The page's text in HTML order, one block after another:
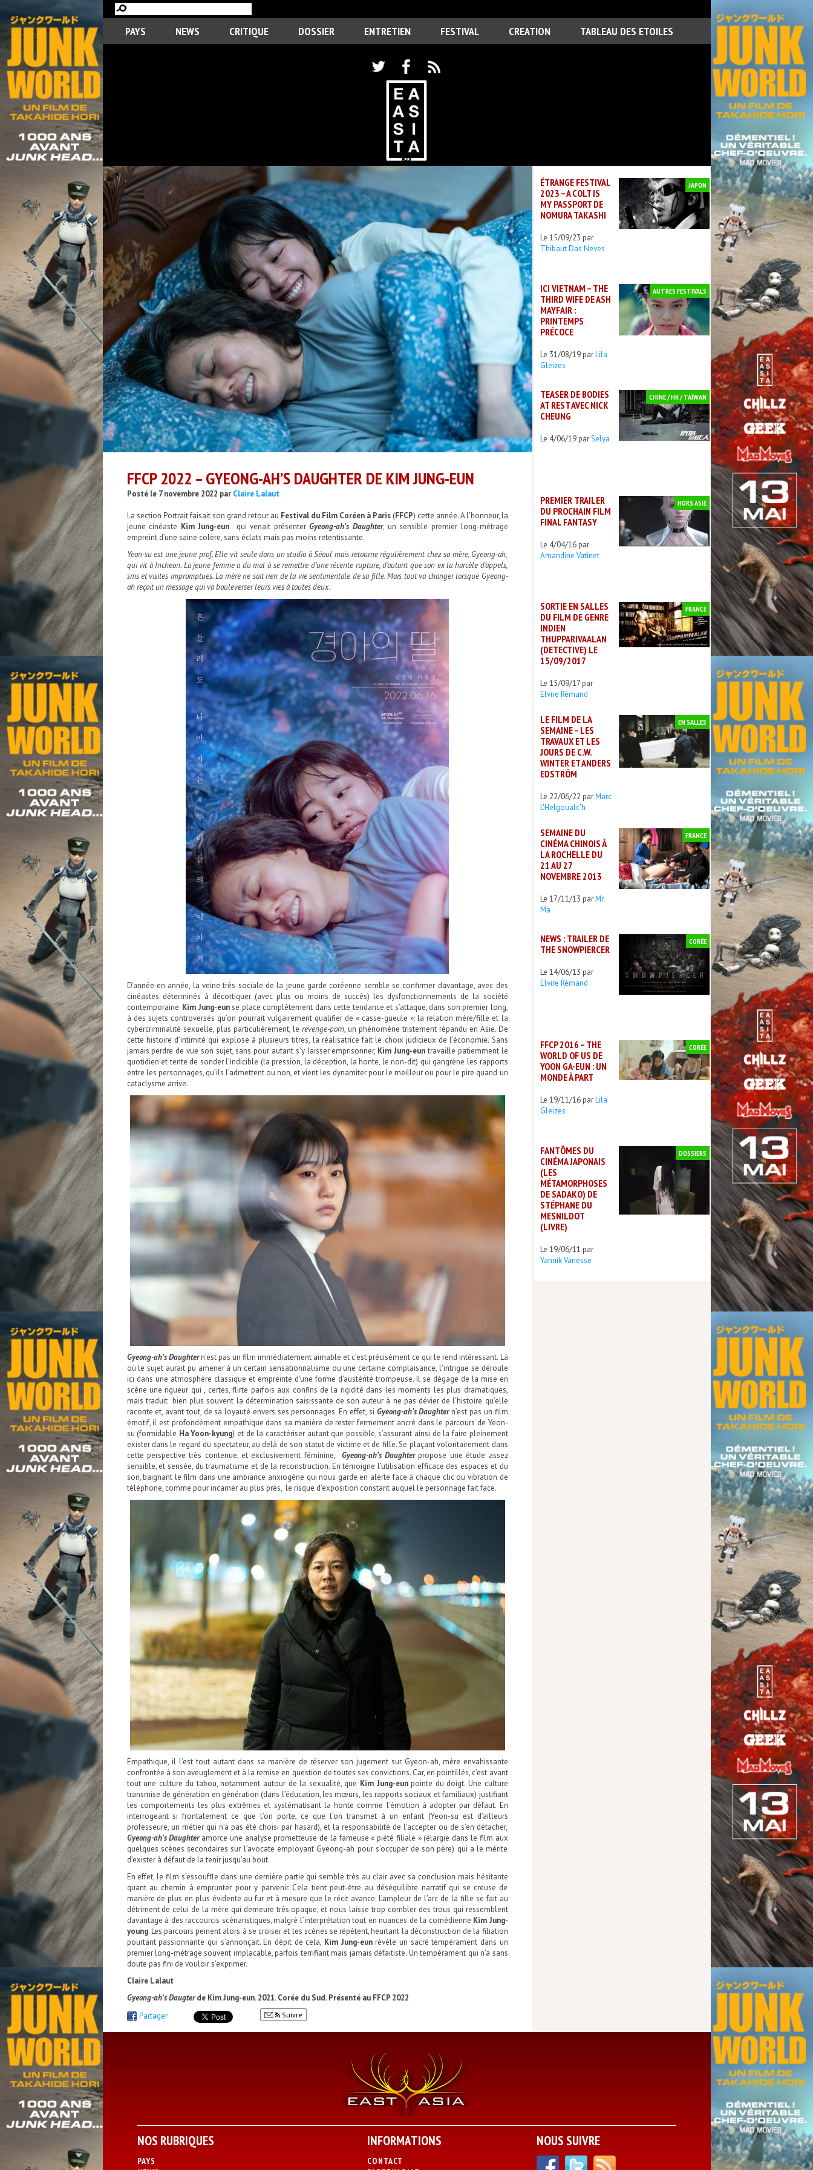
PAYS NEWS CRITIQUE DOSSIER ENTRETIEN FESTIVAL CREATION TABLEAU DES ETOILES
FFCP 2022 – GYEONG-AH’S DAUGHTER DE KIM JUNG-EUN
Posté le 7 novembre 2022 par Claire Lalaut
La section Portrait faisait son grand retour au Festival du Film Coréen à Paris(FFCP) cette année. A l’honneur, la
jeune cinéaste Kim Jung-eun qui venait présenterGyeong-ah’s Daughter, un sensible premier long-métrage
empreint d’une saine colère, sans éclats mais pas moins retentissante.
Yeon-su est une jeune prof. Elle vit seule dans un studio à Séoul mais retourne régulièrement chez sa mère, Gyeong-ah,
qui vit à Incheon. La jeune femme a du mal à se remettre d’une récente rupture, d’autant que son ex la harcèle d’appels,
sms et visites impromptues. La mère ne sait rien de la vie sentimentale de sa fille. Mais tout va changer lorsque Gyeong-
ah reçoit un message qui va bouleverser leurs vies à toutes deux.
D’année en année, la veine très sociale de la jeune garde coréenne semble se confirmer davantage, avec des
cinéastes déterminés à décortiquer (avec plus ou moins de succès) les dysfonctionnements de la société
contemporaine. Kim Jung-eunse place complètement dans cette tendance et s’attaque, dans son premier long,
à des sujets controversés qu’on pourrait vulgairement qualifier de « casse-gueule »: la relation mère/fille et la
cybercriminalité sexuelle, plus particulièrement, le revenge-porn, un phénomène tristement répandu en Asie. De
cette histoire d’intimité qui explose à plusieurs titres, la réalisatrice fait le choix judicieux de l’économie. Sans
jamais perdre de vue son sujet, sans pour autant s’y laisser emprisonner, Kim Jung-euntravaille patiemment le
quotidien et tente de sonder l’indicible (la pression, la déception, la honte, le non-dit) qui gangrène les rapports
entre les personnages, qu’ils l’admettent ou non, et vient les dynamiter pour le meilleur ou pour le pire quand un
cataclysme arrive.
Gyeong-ah’s Daughtern’est pas un film immédiatement aimable et c’est précisément ce qui le rend intéressant. Là
où le sujet aurait pu amener à un certain sensationnalisme ou une certaine complaisance, l’intrigue se déroule
ici dans une atmosphère classique et empreinte d’une forme d’austérité trompeuse. Il se dégage de la mise en
scène une rigueur qui , certes, flirte parfois aux confins de la rigidité dans les moments les plus dramatiques,
mais traduit bien plus souvent la détermination saisissante de son auteur à ne pas dévier de l’histoire qu’elle
raconte et, avant tout, de sa loyauté envers ses personnages. En effet, si Gyeong-ah’s Daughtern’est pas un film
émotif, il est profondément empathique dans sa manière de rester fermement ancré dans le parcours de Yeon-
su (formidable Ha Yoon-kyung) et de la caractériser autant que possible, s’assurant ainsi de la faire pleinement
exister dans le regard du spectateur, au delà de son statut de victime et de fille. Se plaçant volontairement dans
cette perspective très contenue, et exclusivement féminine, Gyeong-ah’s Daughter propose une étude assez
sensible, et sensée, du traumatisme et de la reconstruction. En témoigne l’utilisation efficace des espaces et du
son, baignant le film dans une ambiance anxiogène qui nous garde en alerte face à chaque clic ou vibration de
téléphone, comme pour incarner au plus près, le risque d’exposition constant auquel le personnage fait face.
Empathique, il l’est tout autant dans sa manière de réserver son jugement sur Gyeon-ah, mère envahissante
confrontée à son aveuglement et à la remise en question de toutes ses convictions. Car, en pointillés, c’est avant
tout une culture du tabou, notamment autour de la sexualité, que Kim Jung-eunpointe du doigt. Une culture
transmise de génération en génération (dans l’éducation, les mœurs, les rapports sociaux et familiaux) justifiant
les comportements les plus extrêmes et systématisant la honte comme l’émotion à adopter par défaut. En
interrogeant si frontalement ce que l’on porte, ce que l’on transmet à un enfant (Yeon-su est d’ailleurs
professeure, un métier qui n’a pas été choisi par hasard), et la responsabilité de l’accepter ou de s’en détacher,
Gyeong-ah’s Daughteramorce une analyse prometteuse de la fameuse « piété filiale » (élargie dans le film aux
quelques scènes secondaires sur l’avocate employant Gyeong-ah pour s’occuper de son père) qui a le mérite
d’exister à défaut de la tenir jusqu’au bout.
En effet, le film s’essouffle dans une dernière partie qui semble très au clair avec sa conclusion mais hésitante
quant au chemin à emprunter pour y parvenir. Cela tient peut-être au déséquilibre narratif qui se creuse de
manière de plus en plus évidente au fur et à mesure que le récit avance. L’ampleur de l’arc de la fille se fait au
détriment de celui de la mère qui demeure très opaque, et nous laisse trop combler des trous qui ressemblent
davantage à des raccourcis scénaristiques, malgré l’interprétation tout en nuances de la comédienne Kim Jung-
young. Les parcours peinent alors à se croiser et les scènes se répètent, heurtant la déconstruction de la filiation
pourtant passionnante qui s’annonçait. En dépit de cela, Kim Jung-eunrévèle un sacré tempérament dans un
premier long-métrage souvent implacable, parfois terrifiant mais jamais défaitiste. Un tempérament qui n’a sans
doute pas fini de vouloir s’exprimer.
Claire Lalaut
Gyeong-ah’s Daugterde Kim Jung-eun. 2021. Corée du Sud. Présenté au FFCP 2022
Partager
Suivre
ÉTRANGE FESTIVAL
2023 – A COLT IS
MY PASSPORT DE
NOMURA TAKASHI
Le 15/09/23 par
Thibaut Das Neves
JAPON
ICI VIETNAM – THE
THIRD WIFE DE ASH
MAYFAIR :
PRINTEMPS
PRÉCOCE
Le 31/08/19 parLila
Gleizes
AUTRES FESTIVALS
TEASER DE BODIES
AT REST AVEC NICK
CHEUNG
Le 4/06/19 parSelya
CHINE / HK / TAÏWAN
PREMIER TRAILER
DU PROCHAIN FILM
FINAL FANTASY
Le 4/04/16 par
Amandine Vatinet
HORS ASIE
SORTIE EN SALLES
DU FILM DE GENRE
INDIEN
THUPPARIVAALAN
(DETECTIVE) LE
15/09/2017
Le 15/09/17 par
Elvire Rémand
FRANCE
LE FILM DE LA
SEMAINE – LES
TRAVAUX ET LES
JOURS DE C.W.
WINTER ET ANDERS
EDSTRÖM
Le 22/06/22 parMarc
L'Helgoualc'h
EN SALLES
SEMAINE DU
CINÉMA CHINOIS À
LA ROCHELLE DU
21 AU 27
NOVEMBRE 2013
Le 17/11/13 parMr.
Ma
FRANCE
NEWS : TRAILER DE
THE SNOWPIERCER
Le 14/06/13 par
Elvire Rémand
CORÉE
FFCP 2016 – THE
WORLD OF US DE
YOON GA-EUN : UN
MONDE À PART
Le 19/11/16 parLila
Gleizes
CORÉE
FANTÔMES DU
CINÉMA JAPONAIS
(LES
MÉTAMORPHOSES
DE SADAKO) DE
STÉPHANE DU
MESNILDOT
(LIVRE)
Le 19/06/11 par
Yannik Vanesse
DOSSIERS
NOS RUBRIQUES
PAYS
INFORMATIONS
CONTACT
NOUS SUIVRE